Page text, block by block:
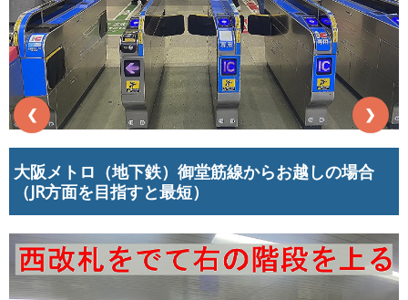
❮ ❯
大阪メトロ（地下鉄）御堂筋線からお越しの場合
（JR方面を目指すと最短）